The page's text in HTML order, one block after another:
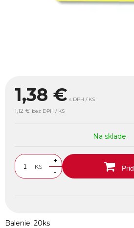
1,38 € s DPH / KS
1,12 € bez DPH / KS
Na sklade
KS
+
-
Balenie: 20ks